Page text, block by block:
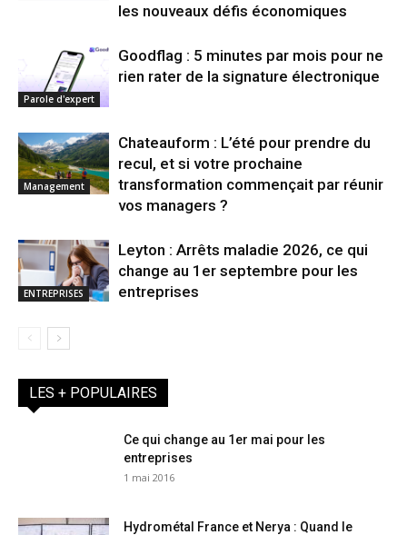
les nouveaux défis économiques
Parole d'expert
Goodflag : 5 minutes par mois pour ne
rien rater de la signature électronique
Management
Chateauform : L’été pour prendre du
recul, et si votre prochaine
transformation commençait par réunir
vos managers ?
ENTREPRISES
Leyton : Arrêts maladie 2026, ce qui
change au 1er septembre pour les
entreprises
LES + POPULAIRES
Ce qui change au 1er mai pour les
entreprises
1 mai 2016
Hydrométal France et Nerya : Quand le